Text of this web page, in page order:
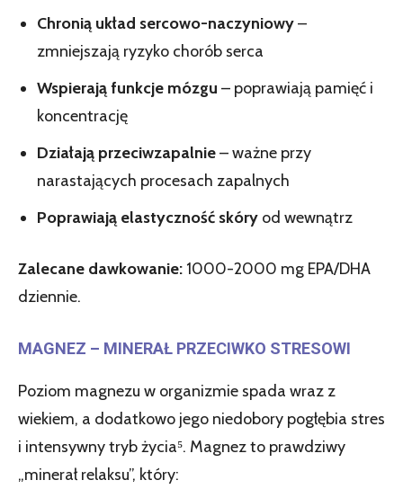
Chronią układ sercowo-naczyniowy–
zmniejszają ryzyko chorób serca
Wspierają funkcje mózgu – poprawiają pamięć i
koncentrację
Działają przeciwzapalnie– ważne przy
narastających procesach zapalnych
Poprawiają elastyczność skóry od wewnątrz
Zalecane dawkowanie: 1000-2000 mg EPA/DHA
dziennie.
MAGNEZ – MINERAŁ PRZECIWKO STRESOWI
Poziom magnezu w organizmie spada wraz z
wiekiem, a dodatkowo jego niedobory pogłębia stres
i intensywny tryb życia⁵. Magnez to prawdziwy
„minerał relaksu”, który: